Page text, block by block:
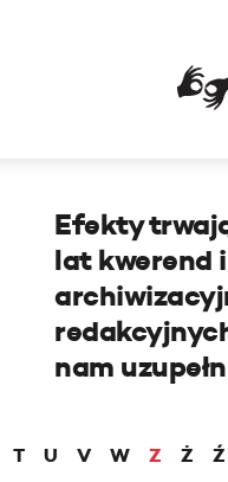
Efekty
lat kwerend
nam
T U V W Z Ż
Ź